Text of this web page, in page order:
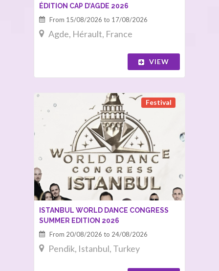
ÉDITION CAP D’AGDE 2026
From 15/08/2026 to 17/08/2026
Agde, Hérault, France
VIEW
Festival
ISTANBUL WORLD DANCE CONGRESS
SUMMER EDITION 2026
From 20/08/2026 to 24/08/2026
Pendik, Istanbul, Turkey